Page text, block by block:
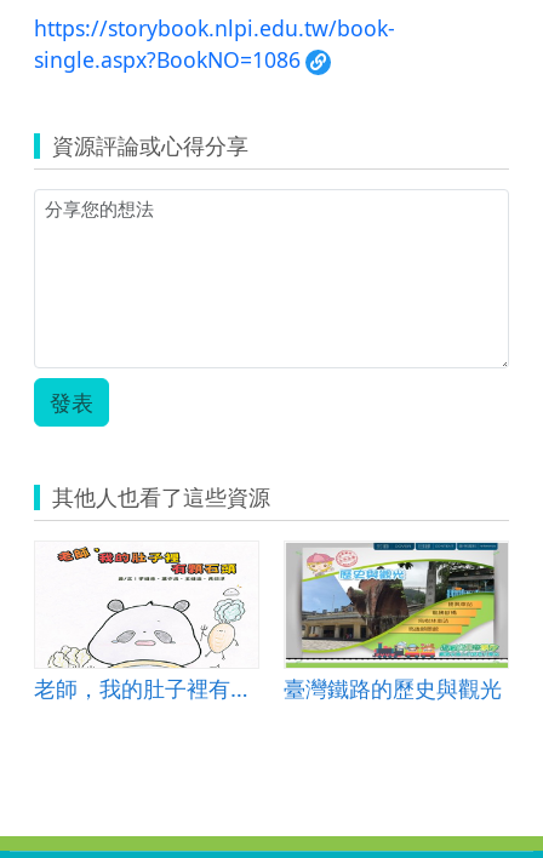
https://storybook.nlpi.edu.tw/book-
single.aspx?BookNO=1086
資源評論或心得分享
發表
其他人也看了這些資源
老師，我的肚子裡有顆石頭 臺灣鐵路的歷史與觀光